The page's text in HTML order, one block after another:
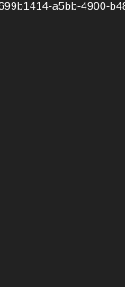
a5bb-4900-